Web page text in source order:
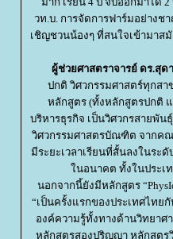
วท.บ. การจัดการฟาร์มอย่างช
เชิญชวนน้องๆ ที่สนใจเข้ามาส
ผู้ช่วยศาสตราจารย์ ดร.สุด
ปกติ วิศวกรรมศาสตร์ทุกส
หลักสูตร (ทั้งหลักสูตรปกติ
บริหารธุรกิจ เป็นวิศวกรสายพัน
วิศวกรรมศาสตรบัณฑิต จากค
มีระยะเวลาเรียนที่สั้นลงในร
นอนาคต ทั้งในประเท
นอกจากนี้ยังมีหลักสูตร
“เป็นครั้งแรกของประเทศไท
องค์ความรู้ทั้งทางด้านวิทยาศ
หลักสูตรสองปริญญา หลักสูตร